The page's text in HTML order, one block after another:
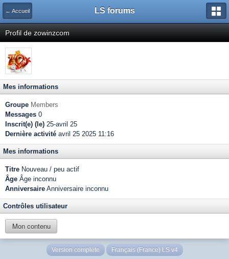
← Accueil LS forums
Profil de zowinzcom
Mes informations
Groupe Members
Messages 0
Inscrit(e) (le) 25-avril 25
Dernière activité avril 25 2025 11:16
Mes informations
Titre Nouveau / peu actif
Âge Âge inconnu
Anniversaire Anniversaire inconnu
Contrôles utilisateur
Mon contenu
Version complète Français (France) LS v4